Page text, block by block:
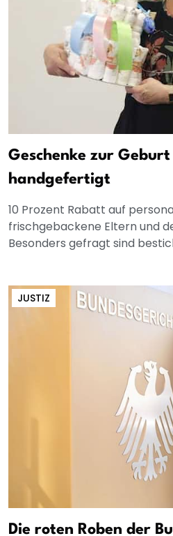
Geschenke zur
handgefertigt
10 Prozent Rabatt auf
frischgebackene Eltern und
Besonders gefragt sind
JUSTIZ
Die roten Roben der